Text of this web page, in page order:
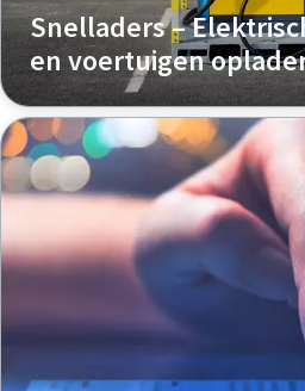
Snelladers –
en voertuigen